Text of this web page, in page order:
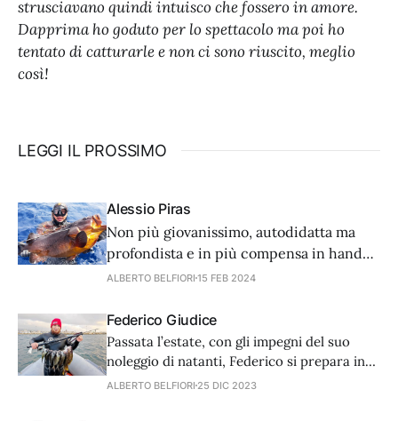
strusciavano quindi intuisco che fossero in amore.
Dapprima ho goduto per lo spettacolo ma poi ho
tentato di catturarle e non ci sono riuscito, meglio
così!
LEGGI IL PROSSIMO
Alessio Piras
Non più giovanissimo, autodidatta ma
profondista e in più compensa in hand
free. Eccovi alcune pillole del trascorso
passione una professione.
ALBERTO BELFIORI 15 FEB 2024
Federico Giudice
Passata l’estate, con gli impegni del suo
noleggio di natanti, Federico si prepara in
attesa del Campionato italiano assoluto di
ALBERTO BELFIORI 25 DIC 2023